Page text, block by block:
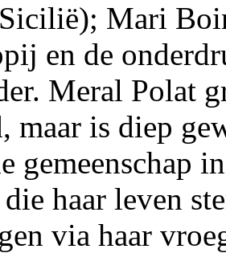
Mari
en de
Meral Polat
maar is diep
gemeenschap
haar leven
via haar